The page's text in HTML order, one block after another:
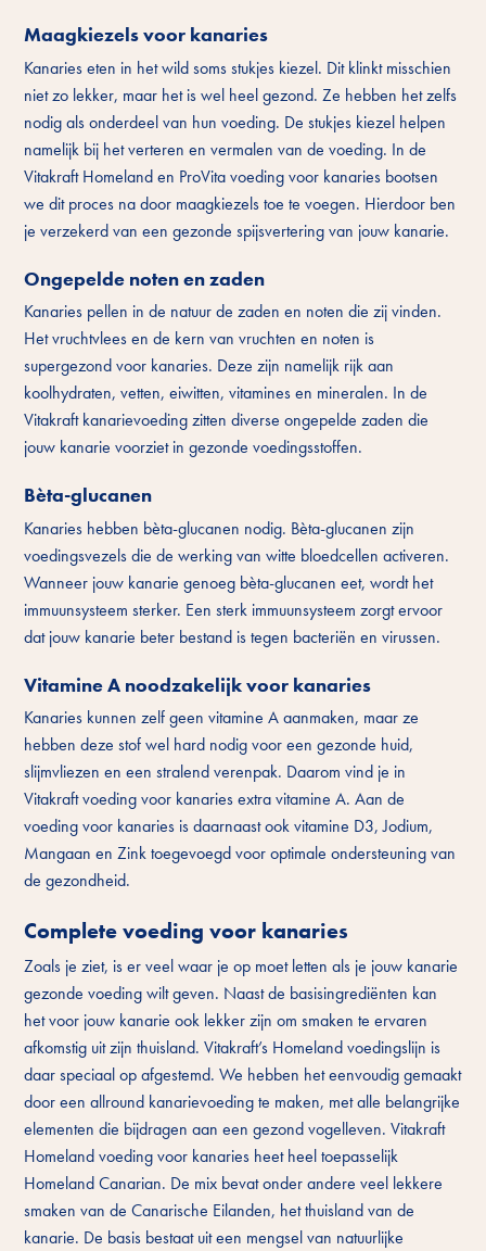
Maagkiezels voor kanaries
Kanaries eten in het wild soms stukjes kiezel. Dit klinkt misschien
niet zo lekker, maar het is wel heel gezond. Ze hebben het zelfs
nodig als onderdeel van hun voeding. De stukjes kiezel helpen
namelijk bij het verteren en vermalen van de voeding. In de
Vitakraft Homeland en ProVita voeding voor kanaries bootsen
we dit proces na door maagkiezels toe te voegen. Hierdoor ben
je verzekerd van een gezonde spijsvertering van jouw kanarie.
Ongepelde noten en zaden
Kanaries pellen in de natuur de zaden en noten die zij vinden.
Het vruchtvlees en de kern van vruchten en noten is
supergezond voor kanaries. Deze zijn namelijk rijk aan
koolhydraten, vetten, eiwitten, vitamines en mineralen. In de
Vitakraft kanarievoeding zitten diverse ongepelde zaden die
jouw kanarie voorziet in gezonde voedingsstoffen.
Bèta-glucanen
Kanaries hebben bèta-glucanen nodig. Bèta-glucanen zijn
voedingsvezels die de werking van witte bloedcellen activeren.
Wanneer jouw kanarie genoeg bèta-glucanen eet, wordt het
immuunsysteem sterker. Een sterk immuunsysteem zorgt ervoor
dat jouw kanarie beter bestand is tegen bacteriën en virussen.
Vitamine A noodzakelijk voor kanaries
Kanaries kunnen zelf geen vitamine A aanmaken, maar ze
hebben deze stof wel hard nodig voor een gezonde huid,
slijmvliezen en een stralend verenpak. Daarom vind je in
Vitakraft voeding voor kanaries extra vitamine A. Aan de
voeding voor kanaries is daarnaast ook vitamine D3, Jodium,
Mangaan en Zink toegevoegd voor optimale ondersteuning van
de gezondheid.
Complete voeding voor kanaries
Zoals je ziet, is er veel waar je op moet letten als je jouw kanarie
gezonde voeding wilt geven. Naast de basisingrediënten kan
het voor jouw kanarie ook lekker zijn om smaken te ervaren
afkomstig uit zijn thuisland. Vitakraft’s Homeland voedingslijn is
daar speciaal op afgestemd. We hebben het eenvoudig gemaakt
door een allround kanarievoeding te maken, met alle belangrijke
elementen die bijdragen aan een gezond vogelleven. Vitakraft
Homeland voeding voor kanaries heet heel toepasselijk
Homeland Canarian. De mix bevat onder andere veel lekkere
smaken van de Canarische Eilanden, het thuisland van de
kanarie. De basis bestaat uit een mengsel van natuurlijke